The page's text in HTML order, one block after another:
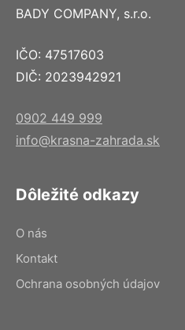
BADY COMPANY, s.r.o.
IČO: 47517603
DIČ: 2023942921
0902 449 999
info@krasna-zahrada.sk
Dôležité odkazy
O nás
Kontakt
Ochrana osobných údajov